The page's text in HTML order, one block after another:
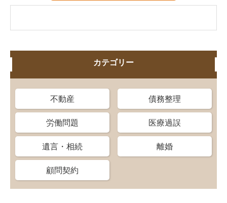
カテゴリー
不動産 債務整理
労働問題 医療過誤
遺言・相続 離婚
顧問契約